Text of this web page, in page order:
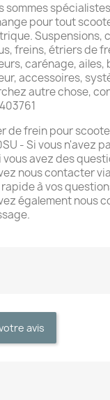
sommes
pour tout
Suspensions,
freins, étriers de
carénage, ailes,
accessoires,
autre chose,
de frein pour
- Si vous n'avez
vous avez des
nous contacter
à vos
également nous
avis